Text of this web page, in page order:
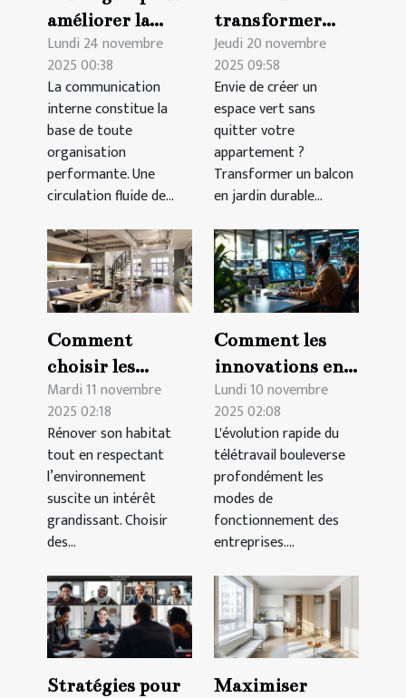
améliorer la
communication
interne en
entreprise
Lundi 24 novembre
2025 00:38
La communication
interne constitue la
base de toute
organisation
performante. Une
circulation fluide de...
transformer
votre balcon en
jardin durable ?
Jeudi 20 novembre
2025 09:58
Envie de créer un
espace vert sans
quitter votre
appartement ?
Transformer un balcon
en jardin durable...
Comment
choisir les
matériaux
écologiques pour
une rénovation
durable ?
Mardi 11 novembre
2025 02:18
Rénover son habitat
tout en respectant
l’environnement
suscite un intérêt
grandissant. Choisir
des...
Comment les
innovations en
télétravail
transforment-
elles les
pratiques
d'entreprise ?
Lundi 10 novembre
2025 02:08
L'évolution rapide du
télétravail bouleverse
profondément les
modes de
fonctionnement des
entreprises....
Stratégies pour
Maximiser